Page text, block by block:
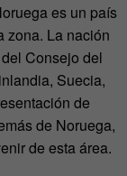
es un país
zona. La nación
Consejo del
Suecia,
de
de Noruega,
de esta área.